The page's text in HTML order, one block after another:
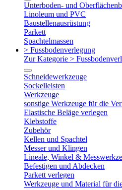
Unterboden- und
Linoleum und PVC
Baustellenausrüstung
Parkett
Spachtelmassen
> Fussbodenverlegung
Zur Kategorie >
Schneidewerkzeuge
Sockelleisten
Werkzeuge
sonstige Werkzeuge für die
Elastische Beläge verlegen
Klebstoffe
Zubehör
Kellen und Spachtel
Messer und Klingen
Lineale, Winkel &
Befestigen und Abdecken
Parkett verlegen
Werkzeuge und Material für